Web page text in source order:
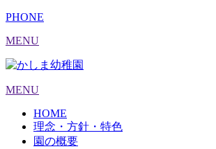
PHONE
MENU
MENU
HOME
理念・方針・特色
園の概要